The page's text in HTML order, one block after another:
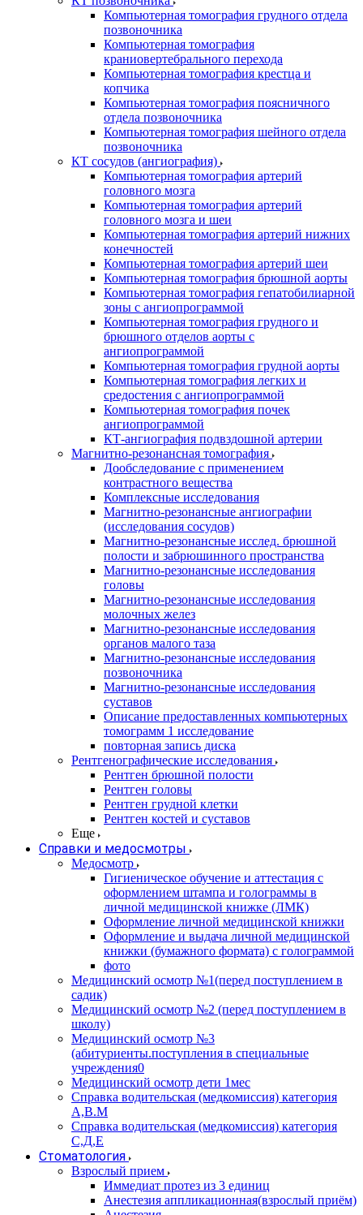
Компьютерная томография грудного отдела
позвоночника
Компьютерная томография
краниовертебрального перехода
Компьютерная томография крестца и
копчика
Компьютерная томография поясничного
отдела позвоночника
Компьютерная томография шейного отдела
позвоночника
КТ сосудов (ангиография)
Компьютерная томография артерий
головного мозга
Компьютерная томография артерий
головного мозга и шеи
Компьютерная томография артерий нижних
конечностей
Компьютерная томография артерий шеи
Компьютерная томография брюшной аорты
Компьютерная томография гепатобилиарной
зоны с ангиопрограммой
Компьютерная томография грудного и
брюшного отделов аорты с
ангиопрограммой
Компьютерная томография грудной аорты
Компьютерная томография легких и
средостения с ангиопрограммой
Компьютерная томография почек
ангиопрограммой
КТ-ангиография подвздошной артерии
Магнитно-резонансная томография
Дообследование с применением
контрастного вещества
Комплексные исследования
Магнитно-резонансные ангиографии
(исследования сосудов)
Магнитно-резонансные исслед. брюшной
полости и забрюшинного пространства
Магнитно-резонансные исследования
головы
Магнитно-резонансные исследования
молочных желез
Магнитно-резонансные исследования
органов малого таза
Магнитно-резонансные исследования
позвоночника
Магнитно-резонансные исследования
суставов
Описание предоставленных компьютерных
томограмм 1 исследование
повторная запись диска
Рентгенографические исследования
Рентген брюшной полости
Рентген головы
Рентген грудной клетки
Рентген костей и суставов
Еще
Справки и медосмотры
Медосмотр
Гигиеническое обучение и аттестация с
оформлением штампа и голограммы в
личной медицинской книжке (ЛМК)
Оформление личной медицинской книжки
Оформление и выдача личной медицинской
книжки (бумажного формата) с голограммой
фото
Медицинский осмотр №1(перед поступлением в
садик)
Медицинский осмотр №2 (перед поступлением в
школу)
Медицинский осмотр №3
(абитуриенты.поступления в специальные
учреждения0
Медицинский осмотр дети 1мес
Справка водительская (медкомиссия) категория
А,В.М
Справка водительская (медкомиссия) категория
С,Д,Е
Стоматология
Взрослый прием
Иммедиат протез из 3 единиц
Анестезия аппликационная(взрослый приём)